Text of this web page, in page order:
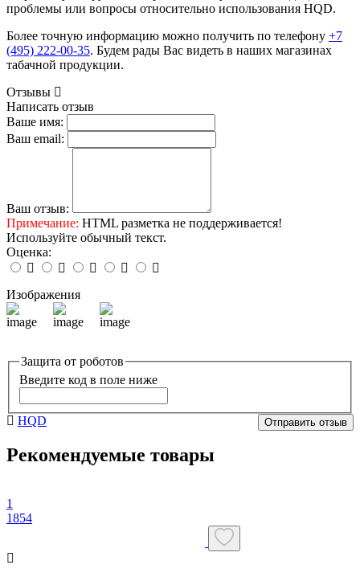
проблемы или вопросы относительно использования HQD.
Более точную информацию можно получить по телефону +7
(495) 222-00-35. Будем рады Вас видеть в наших магазинах
табачной продукции.
Отзывы
Написать отзыв
Ваше имя:
Ваш email:
Ваш отзыв:
Примечание: HTML разметка не поддерживается!
Используйте обычный текст.
Оценка:
Изображения
Защита от роботов
Введите код в поле ниже
Отправить отзыв
HQD
Рекомендуемые товары
1
1854